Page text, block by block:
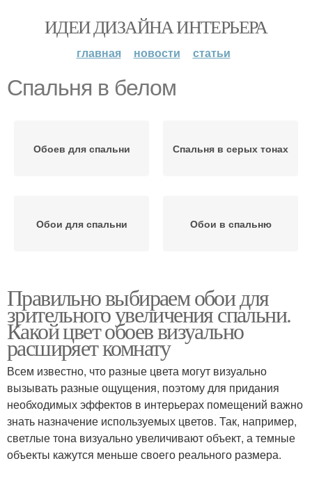
ИДЕИ ДИЗАЙНА ИНТЕРЬЕРА
главная новости статьи
Спальня в белом
Обоев для спальни Спальня в серых тонах
Обои для спальни Обои в спальню
Правильно выбираем обои для
зрительного увеличения спальни.
Какой цвет обоев визуально
расширяет комнату
Всем известно, что разные цвета могут визуально
вызывать разные ощущения, поэтому для придания
необходимых эффектов в интерьерах помещений важно
знать назначение используемых цветов. Так, например,
светлые тона визуально увеличивают объект, а темные
объекты кажутся меньше своего реального размера.